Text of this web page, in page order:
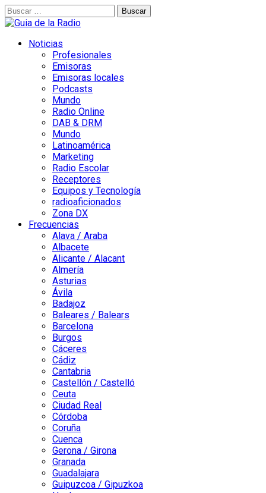
Buscar:
Noticias
Profesionales
Emisoras
Emisoras locales
Podcasts
Mundo
Radio Online
DAB & DRM
Mundo
Latinoamérica
Marketing
Radio Escolar
Receptores
Equipos y Tecnología
radioaficionados
Zona DX
Frecuencias
Alava / Araba
Albacete
Alicante / Alacant
Almería
Asturias
Ávila
Badajoz
Baleares / Balears
Barcelona
Burgos
Cáceres
Cádiz
Cantabria
Castellón / Castelló
Ceuta
Ciudad Real
Córdoba
Coruña
Cuenca
Gerona / Girona
Granada
Guadalajara
Guipuzcoa / Gipuzkoa